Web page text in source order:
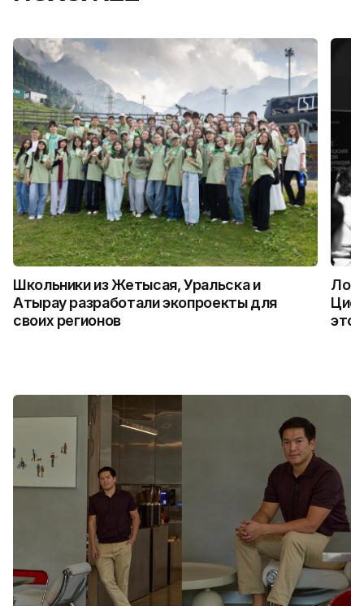
Школьники из Жетысая, Уральска и
Атырау разработали экопроекты для
своих регионов
это